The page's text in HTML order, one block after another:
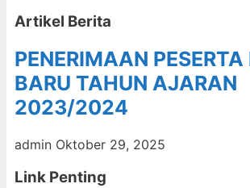
Artikel Berita
PENERIMAAN PESERTA
BARU TAHUN AJARAN
2023/2024
admin Oktober 29, 2025
Link Penting